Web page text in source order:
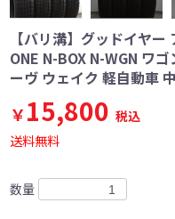
【バリ溝】グッドイヤ
ONE N-BOX N-WGN ワゴンR アルト スペーシア タント ム
ーヴ ウェイク 軽自動車
￥15,800 税込
送料無料
数量